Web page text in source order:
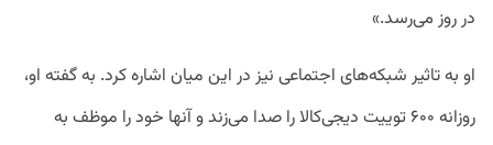
در روز می‌رسد.»
او به تاثیر شبکه‌های اجتماعی نیز در این میان اشاره کرد. به گفته او،
روزانه ۶۰۰ توییت دیجی‌کالا را صدا می‌زند و آنها خود را موظف به